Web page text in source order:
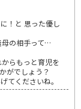
！と 思った優し
母の相手って…
らもっと育児を
がでしょう？
てくださいね。